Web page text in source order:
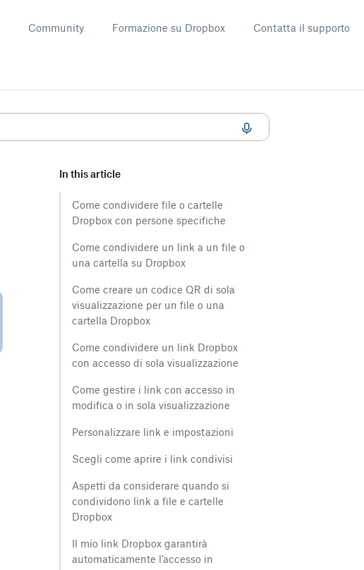
Community Formazione su Dropbox Contatta il supporto
In this article
Come condividere file o cartelle
Dropbox con persone specifiche
Come condividere un link a un file o
una cartella su Dropbox
Come creare un codice QR di sola
visualizzazione per un file o una
cartella Dropbox
Come condividere un link Dropbox
con accesso di sola visualizzazione
Come gestire i link con accesso in
modifica o in sola visualizzazione
Personalizzare link e impostazioni
Scegli come aprire i link condivisi
Aspetti da considerare quando si
condividono link a file e cartelle
Dropbox
Il mio link Dropbox garantirà
automaticamente l’accesso in